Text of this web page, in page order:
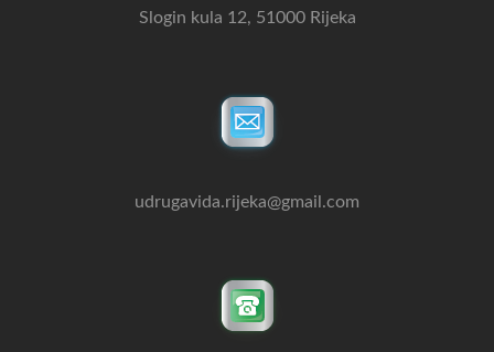
Slogin kula 12, 51000 Rijeka
udrugavida.rijeka@gmail.com